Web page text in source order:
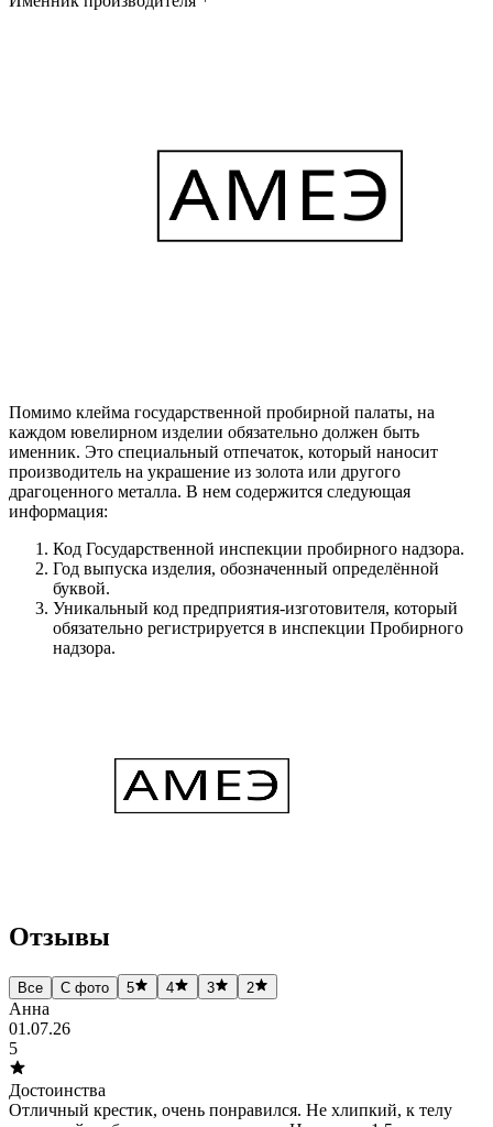
Помимо клейма государственной пробирной палаты, на
каждом ювелирном изделии обязательно должен быть
именник. Это специальный отпечаток, который наносит
производитель на украшение из золота или другого
драгоценного металла. В нем содержится следующая
информация:
Код Государственной инспекции пробирного надзора.
Год выпуска изделия, обозначенный определённой
буквой.
Уникальный код предприятия-изготовителя, который
обязательно регистрируется в инспекции Пробирного
надзора.
Отзывы
Все С фото 5 4 3 2
Анна
01.07.26
5
Достоинства
Отличный крестик, очень понравился. Не хлипкий, к телу